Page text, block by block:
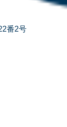
番2号